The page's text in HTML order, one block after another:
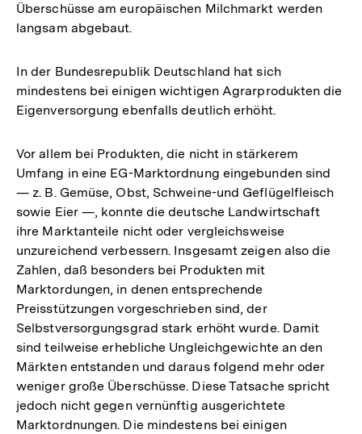
Überschüsse am europäischen Milchmarkt werden
langsam abgebaut.
In der Bundesrepublik Deutschland hat sich
mindestens bei einigen wichtigen Agrarprodukten die
Eigenversorgung ebenfalls deutlich erhöht.
Vor allem bei Produkten, die nicht in stärkerem
Umfang in eine EG-Marktordnung eingebunden sind
— z. B. Gemüse, Obst, Schweine-und Geflügelfleisch
sowie Eier —, konnte die deutsche Landwirtschaft
ihre Marktanteile nicht oder vergleichsweise
unzureichend verbessern. Insgesamt zeigen also die
Zahlen, daß besonders bei Produkten mit
Marktordungen, in denen entsprechende
Preisstützungen vorgeschrieben sind, der
Selbstversorgungsgrad stark erhöht wurde. Damit
sind teilweise erhebliche Ungleichgewichte an den
Märkten entstanden und daraus folgend mehr oder
weniger große Überschüsse. Diese Tatsache spricht
jedoch nicht gegen vernünftig ausgerichtete
Marktordnungen. Die mindestens bei einigen